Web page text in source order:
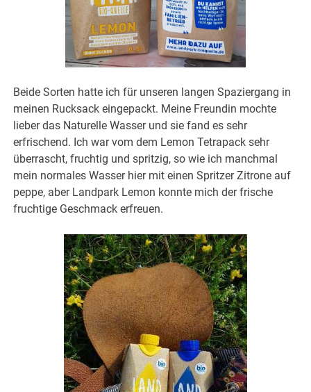
Beide Sorten hatte ich für unseren langen Spaziergang in
meinen Rucksack eingepackt. Meine Freundin mochte
lieber das Naturelle Wasser und sie fand es sehr
erfrischend. Ich war vom dem Lemon Tetrapack sehr
überrascht, fruchtig und spritzig, so wie ich manchmal
mein normales Wasser hier mit einen Spritzer Zitrone auf
peppe, aber Landpark Lemon konnte mich der frische
fruchtige Geschmack erfreuen.